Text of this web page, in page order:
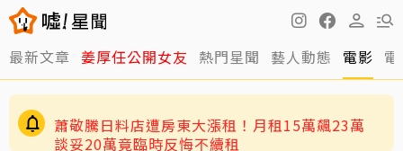
最新文章 姜厚任公開女友 熱門星聞 藝人動態 電影
蕭敬騰日料店遭房東大漲租！月租15萬飆23萬
談妥20萬竟臨時反悔不續租